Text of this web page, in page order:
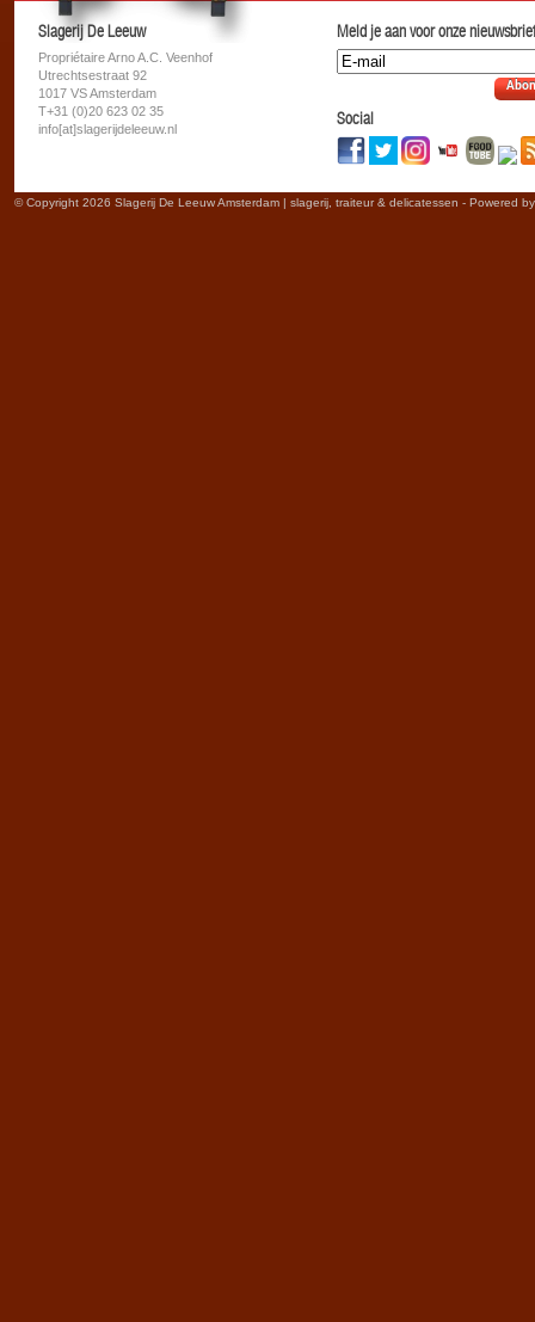
Slagerij De Leeuw
Propriétaire Arno A.C. Veenhof
Utrechtsestraat 92
1017 VS Amsterdam
T+31 (0)20 623 02 35
info[at]slagerijdeleeuw.nl
Meld je aan voor onze
Social
© Copyright 2026 Slagerij De Leeuw Amsterdam | slagerij, traiteur & delicatessen - Powered